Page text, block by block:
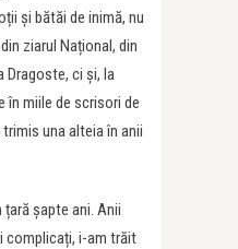
și bătăi de inimă, nu
ziarul Național, din
Dragoste, ci și, la
în miile de scrisori de
una alteia în anii
șapte ani. Anii
complicați, i-am trăit